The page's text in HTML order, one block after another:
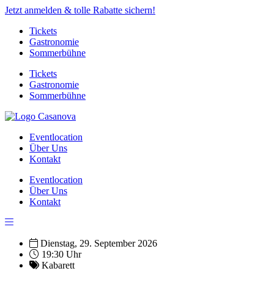
Jetzt anmelden & tolle Rabatte sichern!
Tickets
Gastronomie
Sommerbühne
Tickets
Gastronomie
Sommerbühne
Eventlocation
Über Uns
Kontakt
Eventlocation
Über Uns
Kontakt
Dienstag, 29. September 2026
19:30 Uhr
Kabarett